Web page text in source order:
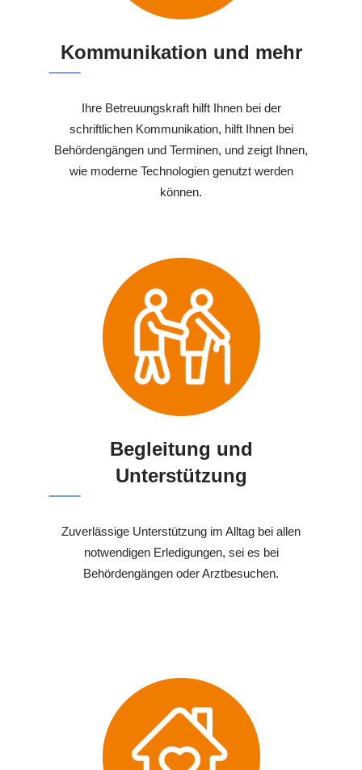
Kommunikation und mehr
Ihre Betreuungskraft hilft Ihnen bei der
schriftlichen Kommunikation, hilft Ihnen bei
Behördengängen und Terminen, und zeigt Ihnen,
wie moderne Technologien genutzt werden
können.
Begleitung und
Unterstützung
Zuverlässige Unterstützung im Alltag bei allen
notwendigen Erledigungen, sei es bei
Behördengängen oder Arztbesuchen.